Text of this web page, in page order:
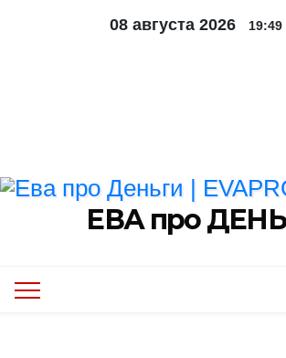
08 августа 2026 19:49
ЕВА про